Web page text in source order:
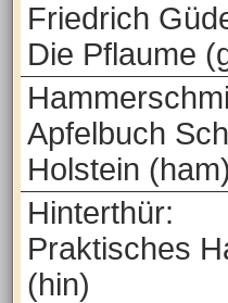
Friedrich
Die Pflaume
Apfelbuch
Holstein (ham)
Hinterthür:
Praktisches
(hin)